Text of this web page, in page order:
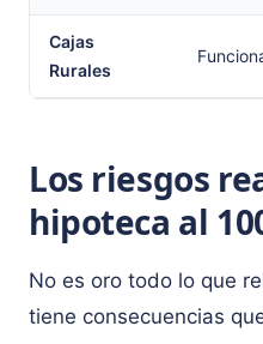
Cajas
Rurales
Los riesgos
hipoteca al
No es oro todo lo que
tiene consecuencias